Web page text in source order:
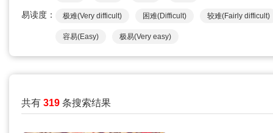
易读度： 极难(Very difficult) 困难(Difficult) 较难(Fairly difficult)
容易(Easy) 极易(Very easy)
共有 319 条搜索结果